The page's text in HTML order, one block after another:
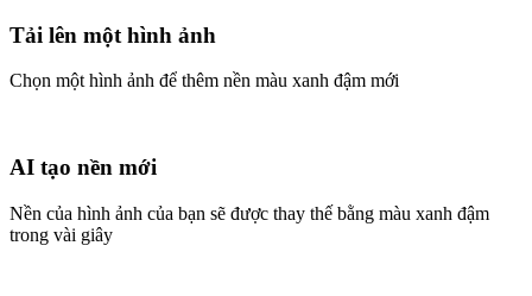
Tải lên một hình ảnh
Chọn một hình ảnh để thêm nền màu xanh đậm mới
AI tạo nền mới
Nền của hình ảnh của bạn sẽ được thay thế bằng màu xanh đậm
trong vài giây